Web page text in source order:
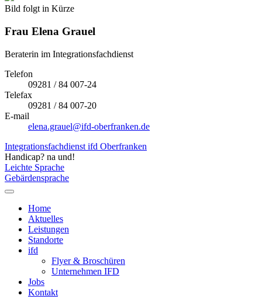
Bild folgt in Kürze
Frau Elena Grauel
Beraterin im Integrationsfachdienst
Telefon
09281 / 84 007-24
Telefax
09281 / 84 007-20
E-mail
elena.grauel@ifd-oberfranken.de
Integrationsfachdienst ifd Oberfranken
Handicap? na und!
Leichte Sprache
Gebärdensprache
Home
Aktuelles
Leistungen
Standorte
ifd
Flyer & Broschüren
Unternehmen IFD
Jobs
Kontakt